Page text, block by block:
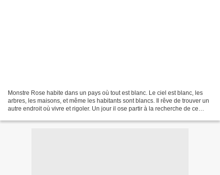
Monstre Rose habite dans un pays où tout est blanc. Le ciel est blanc, les
arbres, les maisons, et même les habitants sont blancs. Il rêve de trouver un
autre endroit où vivre et rigoler. Un jour il ose partir à la recherche de ce